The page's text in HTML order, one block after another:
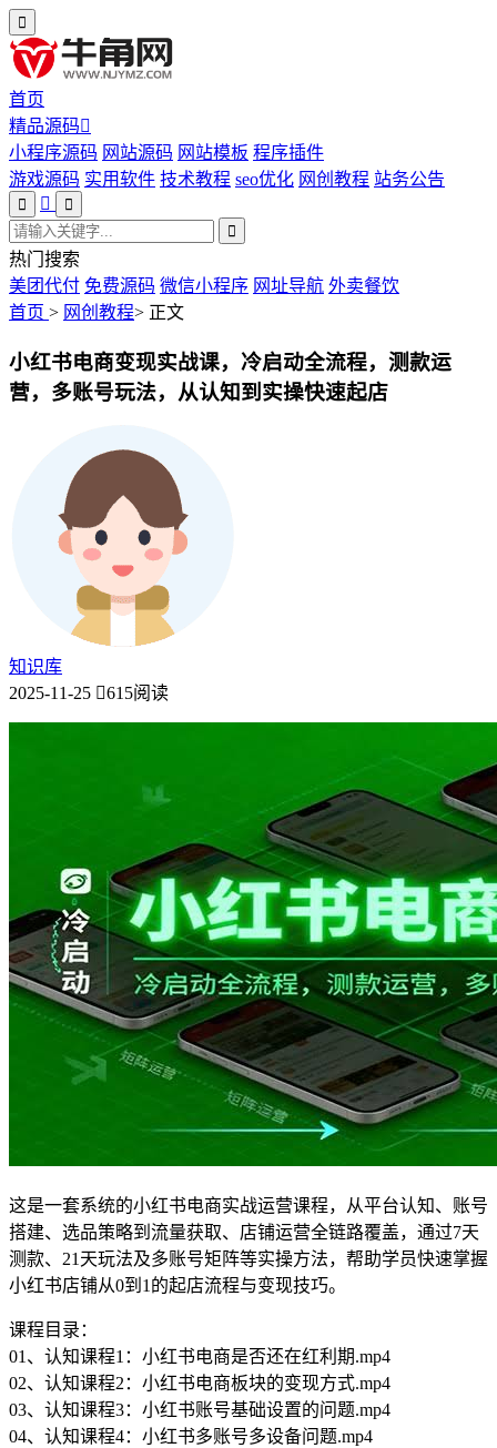
首页
精品源码
小程序源码 网站源码 网站模板 程序插件
游戏源码 实用软件 技术教程 seo优化 网创教程 站务公告
热门搜索
美团代付 免费源码 微信小程序 网址导航 外卖餐饮
首页 > 网创教程> 正文
小红书电商变现实战课，冷启动全流程，测款运
营，多账号玩法，从认知到实操快速起店
知识库
2025-11-25
615阅读
这是一套系统的小红书电商实战运营课程，从平台认知、账号
搭建、选品策略到流量获取、店铺运营全链路覆盖，通过7天
测款、21天玩法及多账号矩阵等实操方法，帮助学员快速掌握
小红书店铺从0到1的起店流程与变现技巧。
课程目录：
01、认知课程1：小红书电商是否还在红利期.mp4
02、认知课程2：小红书电商板块的变现方式.mp4
03、认知课程3：小红书账号基础设置的问题.mp4
04、认知课程4：小红书多账号多设备问题.mp4